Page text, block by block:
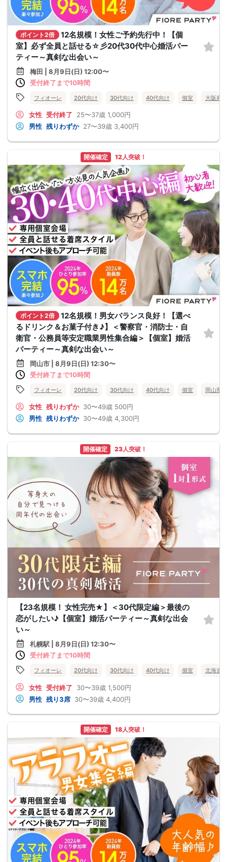
ポイント2倍
12名規模！女性ご予約先行中！【個
室】必ず全員と話せる☆彡20代30代中心婚活パー
ティー～真剣な出会い～
梅田 | 8月9日(日) 12:00〜
受付終了まで10時間
フィオーレ 20代向け 30代向け 40代向け 個室 大阪府
女性 受付終了 25〜37歳 1,000円
男性 残りわずか 27〜39歳 3,400円
開催確定 12人突破！
ポイント2倍
12名規模！男女バランス良好！【選べ
るドリンク＆お菓子付き♪】＜警察官・消防士・自
衛官・公務員等安定職業男性集合編＞【個室】婚活
パーティー～真剣な出会い～
岡山市 | 8月9日(日) 12:30〜
受付終了まで10時間
フィオーレ 20代向け 30代向け 40代向け 個室 岡山県
女性 残りわずか 30〜49歳 500円
男性 残りわずか 30〜49歳 4,300円
開催確定 23人突破！
【23名規模！ 女性完売★】＜30代限定編＞最後の
恋がしたい♪【個室】婚活パーティー～真剣な出会
い～
札幌駅 | 8月9日(日) 12:30〜
受付終了まで10時間
フィオーレ 20代向け 30代向け 40代向け 個室 北海道
女性 受付終了 30〜39歳 1,500円
男性 残り3席 30〜39歳 4,400円
開催確定 18人突破！